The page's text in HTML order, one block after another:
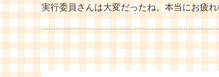
実行委員さんは大変だったね。本当にお疲